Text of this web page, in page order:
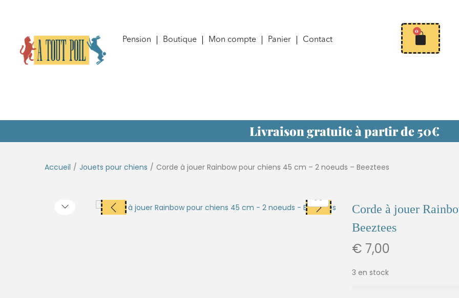
Pension Boutique Mon compte Panier Contact
0
Livraison gratuite à partir de 50€
Accueil / Jouets pour chiens / Corde à jouer Rainbow pour chiens 45 cm – 2 noeuds – Beeztees
Corde à jouer
Beeztees
€ 7,00
3 en stock